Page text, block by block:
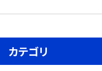
カテゴリ